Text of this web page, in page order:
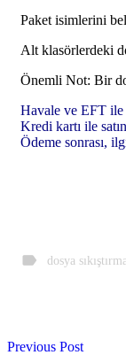
Paket isimlerini
Alt klasörlerdeki
Önemli Not: Bir
Havale ve EFT
Kredi kartı ile
Ödeme sonrası,
label dosya
Previous Post